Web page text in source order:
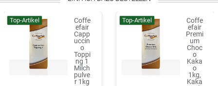
Top-Artikel
Coffe
efair
Capp
uccin
o
Toppi
ng 1
Milch
pulve
r 1kg
Top-Artikel
Coffe
efair
Premi
um
Choc
o
Kaka
o
1kg,
Kaka